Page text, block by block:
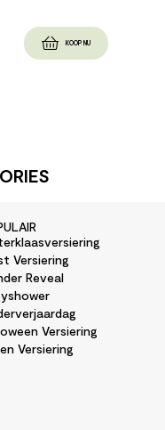
KOOP NU
Versiering
Reveal
Versiering
Versiering